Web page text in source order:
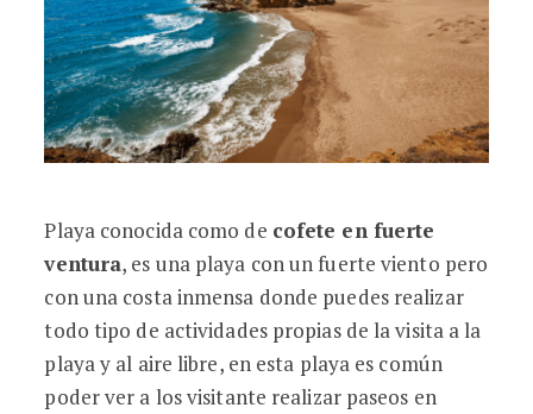
Playa conocida como de cofete en fuerte
ventura, es una playa con un fuerte viento pero
con una costa inmensa donde puedes realizar
todo tipo de actividades propias de la visita a la
playa y al aire libre, en esta playa es común
poder ver a los visitante realizar paseos en